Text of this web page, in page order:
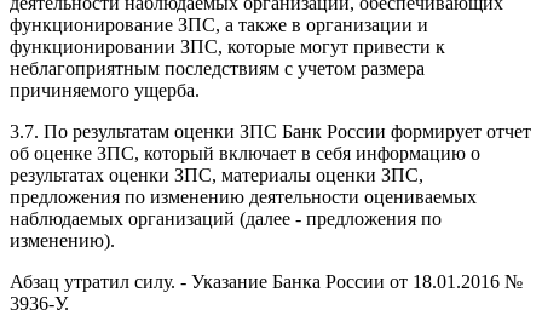
функционирование ЗПС, а также в организации и
функционировании ЗПС, которые могут привести к
неблагоприятным последствиям с учетом размера
причиняемого ущерба.
3.7. По результатам оценки ЗПС Банк России формирует отчет
об оценке ЗПС, который включает в себя информацию о
результатах оценки ЗПС, материалы оценки ЗПС,
предложения по изменению деятельности оцениваемых
наблюдаемых организаций (далее - предложения по
изменению).
Абзац утратил силу. - Указание Банка России от 18.01.2016 №
3936-У.